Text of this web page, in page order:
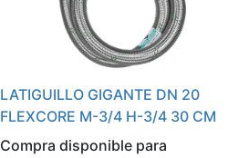
LATIGUILLO GIGANTE DN 20
FLEXCORE M-3/4 H-3/4 30 CM
Compra disponible para